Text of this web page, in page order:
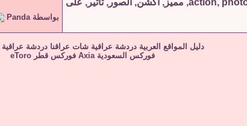
بواسطةPanda
دليل المواقع العربية دردشة عراقية شات عراقنا دردشة عراقية
فوركس السعودية Axia فوركس قطر eToro